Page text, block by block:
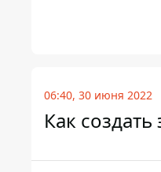
06:40, 30 июня 2022
Как